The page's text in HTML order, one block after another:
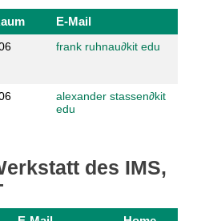
E-Mail
frank ruhnau∂kit edu
alexander stassen∂kit
edu
des IMS,